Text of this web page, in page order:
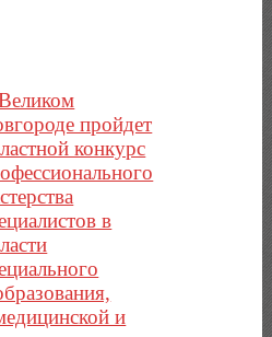
пройдет
конкурс
в
и